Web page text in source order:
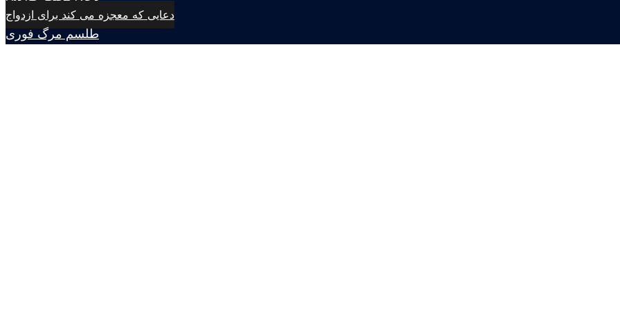
دعایی که معجزه می کند برای ازدواج
طلسم مرگ فوری